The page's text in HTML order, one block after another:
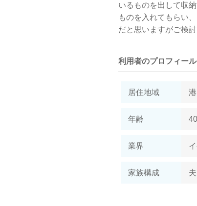
いるものを出して収
ものを入れてもらい
だと思いますがご検
利用者のプロフィール
居住地域
年齢
業界
家族構成 夫